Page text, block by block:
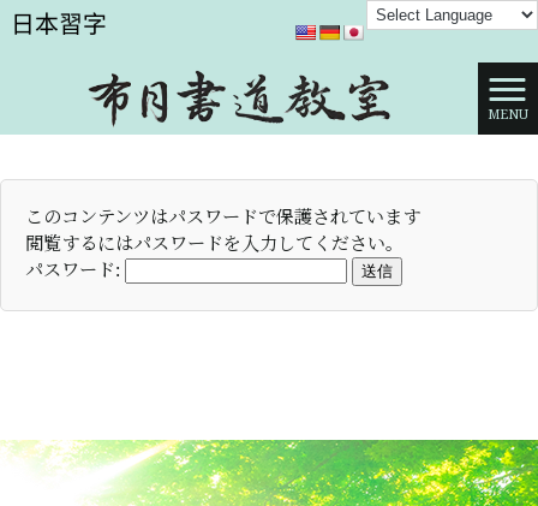
MENU
このコンテンツはパスワードで保護されています
閲覧するにはパスワードを入力してください。
パスワード:
送信